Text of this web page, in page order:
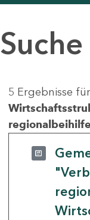
Suche
5 Ergebnisse für